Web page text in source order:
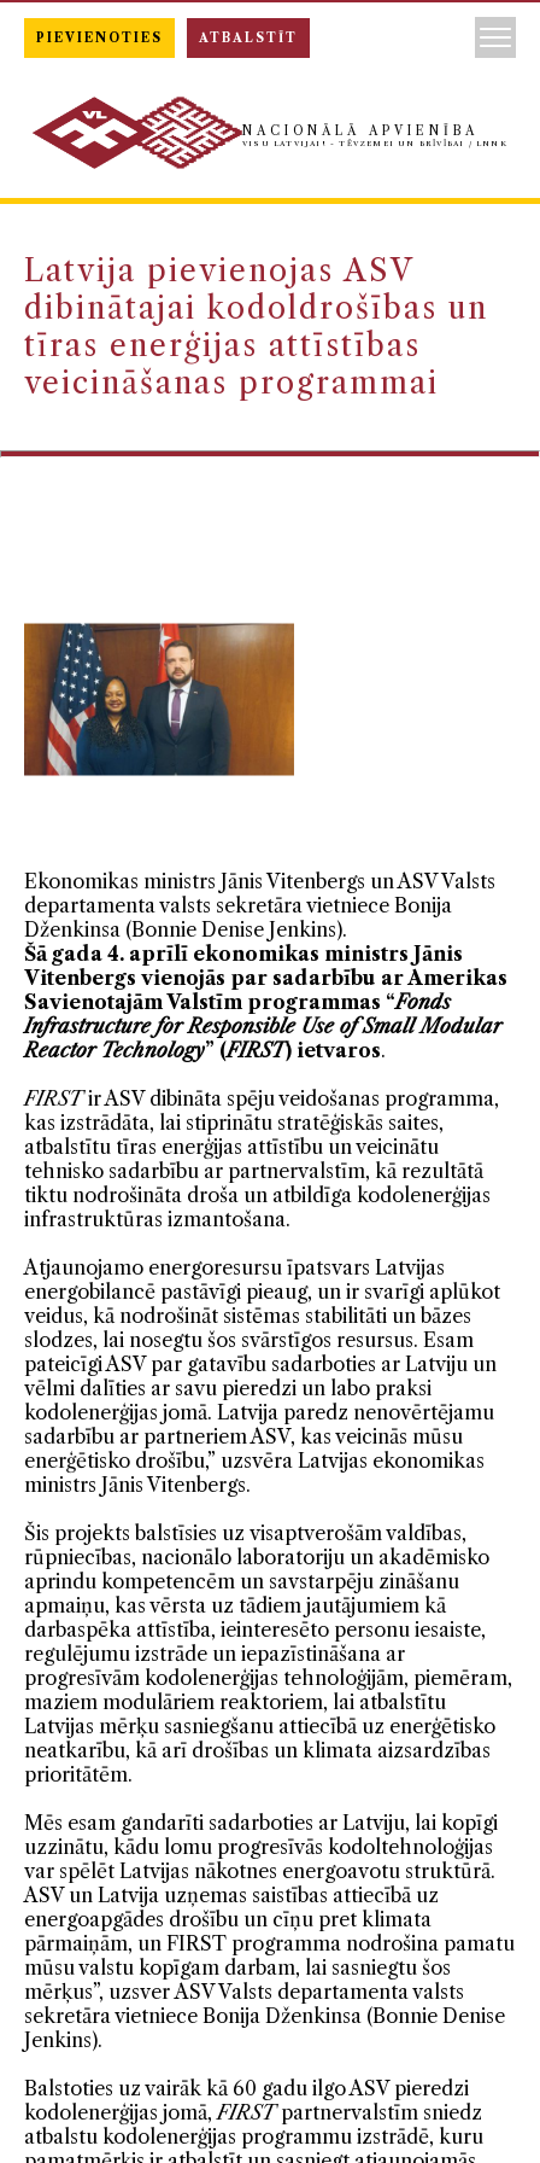
NACIONĀLĀ APVIENĪBA
VISU LATVIJAI! - TĒVZEMEI UN BRĪVĪBAI / LNNK
Latvija pievienojas ASV
dibinātajai kodoldrošības un
tīras enerģijas attīstības
veicināšanas programmai
Ekonomikas ministrs Jānis Vitenbergs un ASV Valsts
departamenta valsts sekretāra vietniece Bonija
Dženkinsa (Bonnie Denise Jenkins).
Šā gada 4. aprīlī ekonomikas ministrs Jānis
Vitenbergs vienojās par sadarbību ar Amerikas
Savienotajām Valstīm programmas “Fonds
Infrastructure for Responsible Use of Small Modular
Reactor Technology” (FIRST) ietvaros.
FIRSTir ASV dibināta spēju veidošanas programma,
kas izstrādāta, lai stiprinātu stratēģiskās saites,
atbalstītu tīras enerģijas attīstību un veicinātu
tehnisko sadarbību ar partnervalstīm, kā rezultātā
tiktu nodrošināta droša un atbildīga kodolenerģijas
infrastruktūras izmantošana.
Atjaunojamo energoresursu īpatsvars Latvijas
energobilancē pastāvīgi pieaug, un ir svarīgi aplūkot
veidus, kā nodrošināt sistēmas stabilitāti un bāzes
slodzes, lai nosegtu šos svārstīgos resursus. Esam
pateicīgi ASV par gatavību sadarboties ar Latviju un
vēlmi dalīties ar savu pieredzi un labo praksi
kodolenerģijas jomā. Latvija paredz nenovērtējamu
sadarbību ar partneriem ASV, kas veicinās mūsu
enerģētisko drošību,” uzsvēra Latvijas ekonomikas
ministrs Jānis Vitenbergs.
Šis projekts balstīsies uz visaptverošām valdības,
rūpniecības, nacionālo laboratoriju un akadēmisko
aprindu kompetencēm un savstarpēju zināšanu
apmaiņu, kas vērsta uz tādiem jautājumiem kā
darbaspēka attīstība, ieinteresēto personu iesaiste,
regulējumu izstrāde un iepazīstināšana ar
progresīvām kodolenerģijas tehnoloģijām, piemēram,
maziem modulāriem reaktoriem, lai atbalstītu
Latvijas mērķu sasniegšanu attiecībā uz enerģētisko
neatkarību, kā arī drošības un klimata aizsardzības
prioritātēm.
Mēs esam gandarīti sadarboties ar Latviju, lai kopīgi
uzzinātu, kādu lomu progresīvās kodoltehnoloģijas
var spēlēt Latvijas nākotnes energoavotu struktūrā.
ASV un Latvija uzņemas saistības attiecībā uz
energoapgādes drošību un cīņu pret klimata
pārmaiņām, un FIRST programma nodrošina pamatu
mūsu valstu kopīgam darbam, lai sasniegtu šos
mērķus”, uzsver ASV Valsts departamenta valsts
sekretāra vietniece Bonija Dženkinsa (Bonnie Denise
Jenkins).
Balstoties uz vairāk kā 60 gadu ilgo ASV pieredzi
kodolenerģijas jomā,FIRSTpartnervalstīm sniedz
atbalstu kodolenerģijas programmu izstrādē, kuru
PIEVIENOTIES ATBALSTĪT